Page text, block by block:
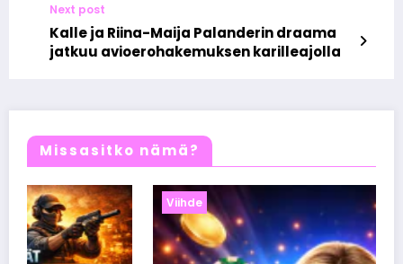
Next post
Kalle ja Riina-Maija Palanderin draama
jatkuu avioerohakemuksen karilleajolla
Missasitko nämä?
Viihde